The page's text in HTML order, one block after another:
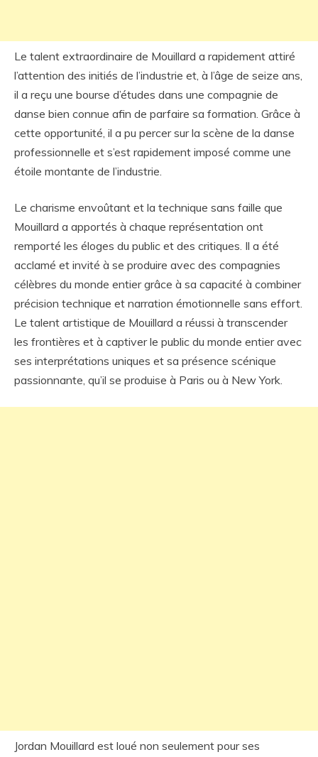
Le talent extraordinaire de Mouillard a rapidement attiré
l’attention des initiés de l’industrie et, à l’âge de seize ans,
il a reçu une bourse d’études dans une compagnie de
danse bien connue afin de parfaire sa formation. Grâce à
cette opportunité, il a pu percer sur la scène de la danse
professionnelle et s’est rapidement imposé comme une
étoile montante de l’industrie.
Le charisme envoûtant et la technique sans faille que
Mouillard a apportés à chaque représentation ont
remporté les éloges du public et des critiques. Il a été
acclamé et invité à se produire avec des compagnies
célèbres du monde entier grâce à sa capacité à combiner
précision technique et narration émotionnelle sans effort.
Le talent artistique de Mouillard a réussi à transcender
les frontières et à captiver le public du monde entier avec
ses interprétations uniques et sa présence scénique
passionnante, qu’il se produise à Paris ou à New York.
Jordan Mouillard est loué non seulement pour ses